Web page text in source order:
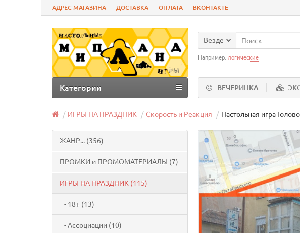
АДРЕС МАГАЗИНА ДОСТАВКА ОПЛАТА ВКОНТАКТЕ
Везде
Например: логические
ВЕЧЕРИНКА
Категории
ИГРЫ НА ПРАЗДНИК Скорость и Реакция Настольная игра
ЖАНР... (356)
ПРОМКИ и ПРОМОМАТЕРИАЛЫ (7)
ИГРЫ НА ПРАЗДНИК (115)
- 18+ (13)
- Ассоциации (10)